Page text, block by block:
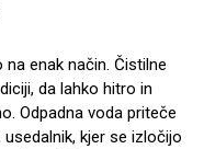
enak način. Čistilne
da lahko hitro in
Odpadna voda priteče
kjer se izločijo